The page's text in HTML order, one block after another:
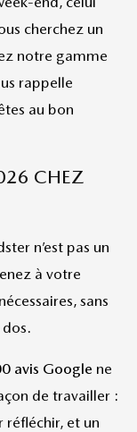
cherchez un
notre gamme
rappelle
au bon
CHEZ
n’est pas un
à votre
sans
avis Google ne
de travailler :
réfléchir, et un